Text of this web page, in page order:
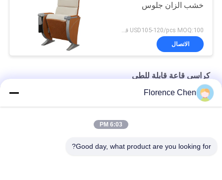
خشب الزان جلوس
USD105-120/pcs MOQ:100 قطعة
الاتصال
كراسي قاعة قابلة للطي
غطاء خلفي مستقر PP قابل للطي كراسي قاعة بدون جهاز لوحي
Florence Chen
6:03 PM
Good day, what product are you looking for?